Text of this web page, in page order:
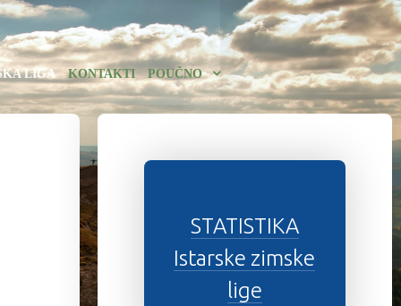
LIGA KONTAKTI POUČNO
STATISTIKA
Istarske zimske
lige